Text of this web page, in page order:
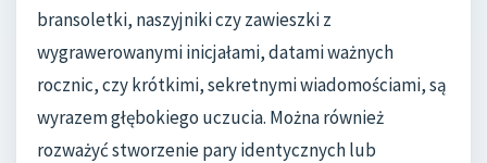
bransoletki, naszyjniki czy zawieszki z
wygrawerowanymi inicjałami, datami ważnych
rocznic, czy krótkimi, sekretnymi wiadomościami, są
wyrazem głębokiego uczucia. Można również
rozważyć stworzenie pary identycznych lub